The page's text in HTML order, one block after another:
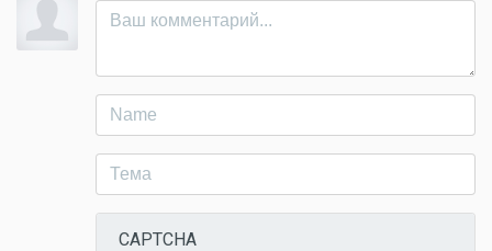
CAPTCHA